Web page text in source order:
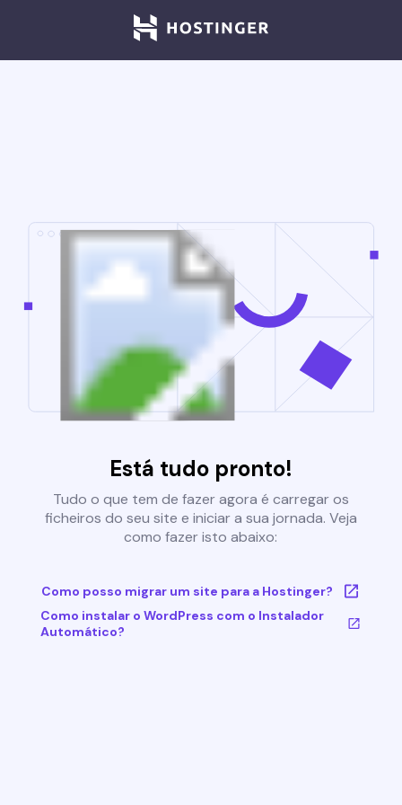
Está tudo pronto!
Tudo o que tem de fazer agora é carregar os
ficheiros do seu site e iniciar a sua jornada. Veja
como fazer isto abaixo:
Como posso migrar um site para a Hostinger?
Como instalar o WordPress com o Instalador
Automático?